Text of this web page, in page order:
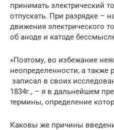
принимать электрический
отпускать. При разрядке –
движения электрического
об аноде и катоде
«Поэтому, во избежание
неопределенности, а также
записал в своих
1834г., – я в дальнейшем
термины, определение
Каковы же причины